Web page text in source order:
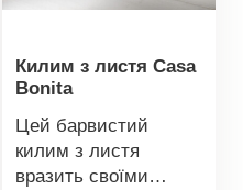
Килим з листя Casa
Bonita
Цей барвистий
килим з листя
вразить своїми